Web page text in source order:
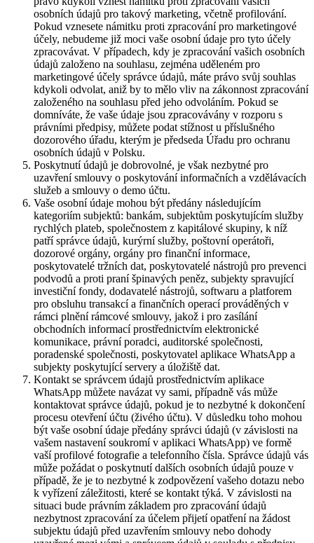
osobních údajů pro takový marketing, včetně profilování.
Pokud vznesete námitku proti zpracování pro marketingové
účely, nebudeme již moci vaše osobní údaje pro tyto účely
zpracovávat. V případech, kdy je zpracování vašich osobních
údajů založeno na souhlasu, zejména uděleném pro
marketingové účely správce údajů, máte právo svůj souhlas
kdykoli odvolat, aniž by to mělo vliv na zákonnost zpracování
založeného na souhlasu před jeho odvoláním. Pokud se
domníváte, že vaše údaje jsou zpracovávány v rozporu s
právními předpisy, můžete podat stížnost u příslušného
dozorového úřadu, kterým je předseda Úřadu pro ochranu
osobních údajů v Polsku.
Poskytnutí údajů je dobrovolné, je však nezbytné pro
uzavření smlouvy o poskytování informačních a vzdělávacích
služeb a smlouvy o demo účtu.
Vaše osobní údaje mohou být předány následujícím
kategoriím subjektů: bankám, subjektům poskytujícím služby
rychlých plateb, společnostem z kapitálové skupiny, k níž
patří správce údajů, kurýrní služby, poštovní operátoři,
dozorové orgány, orgány pro finanční informace,
poskytovatelé tržních dat, poskytovatelé nástrojů pro prevenci
podvodů a proti praní špinavých peněz, subjekty spravující
investiční fondy, dodavatelé nástrojů, softwaru a platforem
pro obsluhu transakcí a finančních operací prováděných v
rámci plnění rámcové smlouvy, jakož i pro zasílání
obchodních informací prostřednictvím elektronické
komunikace, právní poradci, auditorské společnosti,
poradenské společnosti, poskytovatel aplikace WhatsApp a
subjekty poskytující servery a úložiště dat.
Kontakt se správcem údajů prostřednictvím aplikace
WhatsApp můžete navázat vy sami, případně vás může
kontaktovat správce údajů, pokud je to nezbytné k dokončení
procesu otevření účtu (živého účtu). V důsledku toho mohou
být vaše osobní údaje předány správci údajů (v závislosti na
vašem nastavení soukromí v aplikaci WhatsApp) ve formě
vaší profilové fotografie a telefonního čísla. Správce údajů vás
může požádat o poskytnutí dalších osobních údajů pouze v
případě, že je to nezbytné k zodpovězení vašeho dotazu nebo
k vyřízení záležitosti, které se kontakt týká. V závislosti na
situaci bude právním základem pro zpracování údajů
nezbytnost zpracování za účelem přijetí opatření na žádost
subjektu údajů před uzavřením smlouvy nebo dohody